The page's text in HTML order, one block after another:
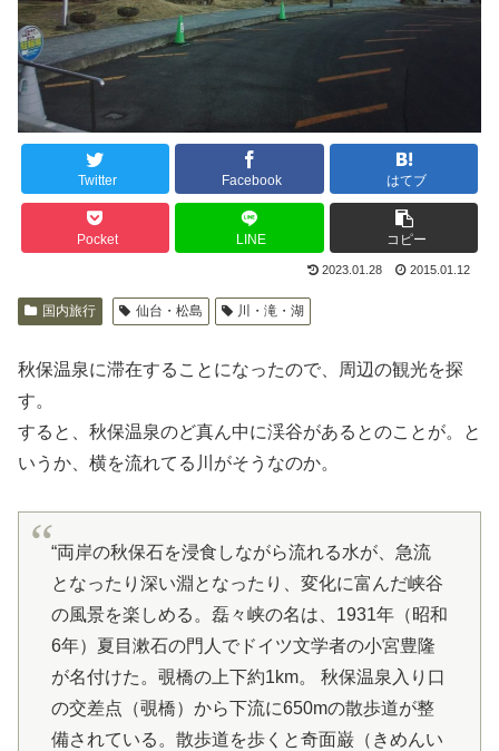
Twitter Facebook はてブ
Pocket LINE コピー
2023.01.28 2015.01.12
国内旅行 仙台・松島 川・滝・湖
秋保温泉に滞在することになったので、周辺の観光を探
す。
すると、秋保温泉のど真ん中に渓谷があるとのことが。と
いうか、横を流れてる川がそうなのか。
“両岸の秋保石を浸食しながら流れる水が、急流
となったり深い淵となったり、変化に富んだ峡谷
の風景を楽しめる。磊々峡の名は、1931年（昭和
6年）夏目漱石の門人でドイツ文学者の小宮豊隆
が名付けた。覗橋の上下約1km。 秋保温泉入り口
の交差点（覗橋）から下流に650mの散歩道が整
備されている。散歩道を歩くと奇面巌（きめんい